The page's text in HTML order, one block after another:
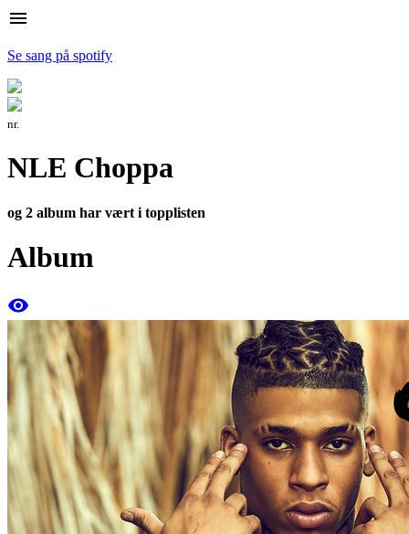
menu
Se sang på spotify
nr.
NLE Choppa
og 2 album har vært i topplisten
Album
remove_red_eye